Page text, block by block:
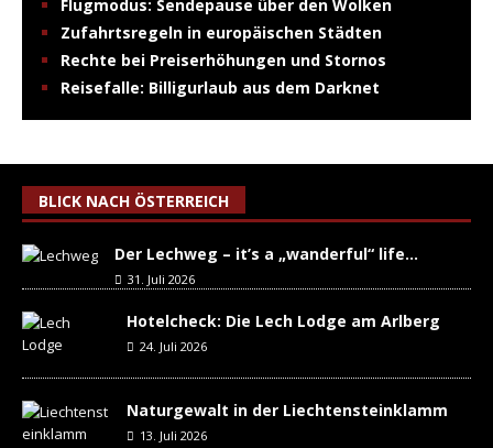
Flugmodus: Sendepause über den Wolken
Zufahrtsregeln in europäischen Städten
Rechte bei Preiserhöhungen und Stornos
Reisefalle: Billigurlaub aus dem Darknet
BLICK NACH ÖSTERREICH
Der Lechweg – it’s a „wanderful“ life…
31. Juli 2026
Hotelcheck: Die Lech Lodge am Arlberg
24. Juli 2026
Naturgewalt in der Liechtensteinklamm
13. Juli 2026